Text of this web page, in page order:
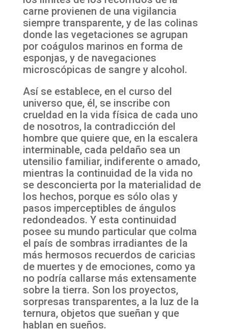
carne provienen de una vigilancia
siempre transparente, y de las colinas
donde las vegetaciones se agrupan
por coágulos marinos en forma de
esponjas, y de navegaciones
microscópicas de sangre y alcohol.
Así se establece, en el curso del
universo que, él, se inscribe con
crueldad en la vida física de cada uno
de nosotros, la contradicción del
hombre que quiere que, en la escalera
interminable, cada peldaño sea un
utensilio familiar, indiferente o amado,
mientras la continuidad de la vida no
se desconcierta por la materialidad de
los hechos, porque es sólo olas y
pasos imperceptibles de ángulos
redondeados. Y esta continuidad
posee su mundo particular que colma
el país de sombras irradiantes de la
más hermosos recuerdos de caricias
de muertes y de emociones, como ya
no podría callarse más extensamente
sobre la tierra. Son los proyectos,
sorpresas transparentes, a la luz de la
ternura, objetos que sueñan y que
hablan en sueños.